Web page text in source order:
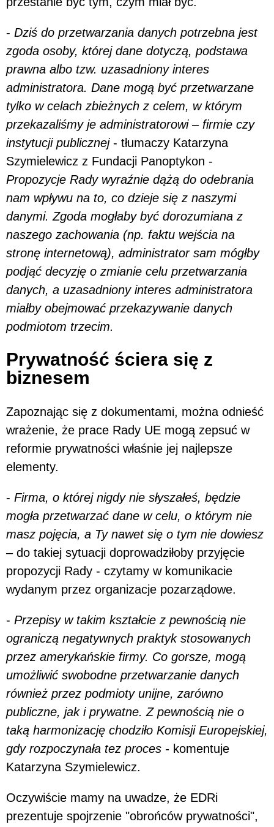
- Dziś do przetwarzania danych potrzebna jest
zgoda osoby, której dane dotyczą, podstawa
prawna albo tzw. uzasadniony interes
administratora. Dane mogą być przetwarzane
tylko w celach zbieżnych z celem, w którym
przekazaliśmy je administratorowi – firmie czy
instytucji publicznej - tłumaczy Katarzyna
Szymielewicz z Fundacji Panoptykon -
Propozycje Rady wyraźnie dążą do odebrania
nam wpływu na to, co dzieje się z naszymi
danymi. Zgoda mogłaby być dorozumiana z
naszego zachowania (np. faktu wejścia na
stronę internetową), administrator sam mógłby
podjąć decyzję o zmianie celu przetwarzania
danych, a uzasadniony interes administratora
miałby obejmować przekazywanie danych
podmiotom trzecim.
Prywatność ściera się z
biznesem
Zapoznając się z dokumentami, można odnieść
wrażenie, że prace Rady UE mogą zepsuć w
reformie prywatności właśnie jej najlepsze
elementy.
- Firma, o której nigdy nie słyszałeś, będzie
mogła przetwarzać dane w celu, o którym nie
masz pojęcia, a Ty nawet się o tym nie dowiesz
– do takiej sytuacji doprowadziłoby przyjęcie
propozycji Rady - czytamy w komunikacie
wydanym przez organizacje pozarządowe.
- Przepisy w takim kształcie z pewnością nie
ograniczą negatywnych praktyk stosowanych
przez amerykańskie firmy. Co gorsze, mogą
umożliwić swobodne przetwarzanie danych
również przez podmioty unijne, zarówno
publiczne, jak i prywatne. Z pewnością nie o
taką harmonizację chodziło Komisji Europejskiej,
gdy rozpoczynała tez proces - komentuje
Katarzyna Szymielewicz.
Oczywiście mamy na uwadze, że EDRi
prezentuje spojrzenie "obrońców prywatności",